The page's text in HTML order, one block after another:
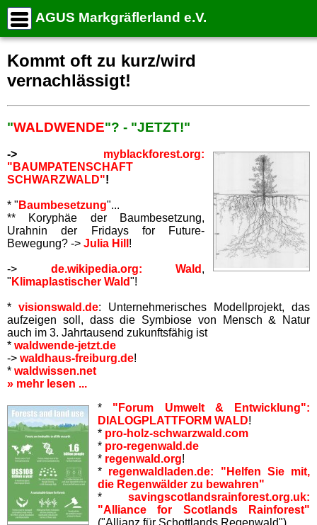
AGUS Markgräflerland e.V.
START
Aktuelle Termine
Dauertermine
--> NAVIGATION . . . . . . . . (alle Seiten)
ZIEL
TRANSFORMATION
UNSWELT&RESSOURCEN
MOBILITÄT
DIALOG
KARTEN-1
ÜBERDOSIS
IMPRESSUM
Login/Logoff
Kommt oft zu kurz/wird
vernachlässigt!
"WALDWENDE"? - "JETZT!"
-> myblackforest.org:
"BAUMPATENSCHAFT
SCHWARZWALD"!
* " Baumbesetzung"...
** Koryphäe der Baumbesetzung,
Urahnin der Fridays for Future-
Bewegung? -> Julia Hill !
-> de.wikipedia.org: Wald ,
" Klimaplastischer Wald"!
* visionswald.de: Unternehmerisches Modellprojekt, das
aufzeigen soll, dass die Symbiose von Mensch & Natur
auch im 3. Jahrtausend zukunftsfähig ist
* waldwende-jetzt.de
-> waldhaus-freiburg.de!
* waldwissen.net
» mehr lesen ...
* "Forum Umwelt & Entwicklung":
DIALOGPLATTFORM WALD!
* pro-holz-schwarzwald.com
* pro-regenwald.de
* regenwald.org!
* regenwaldladen.de: "Helfen Sie mit,
die Regenwälder zu bewahren"
* savingscotlandsrainforest.org.uk:
"Alliance for Scotlands Rainforest"